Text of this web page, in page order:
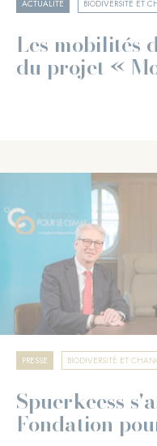
ACTUALITÉ BIODIVERSITÉ ET
Les mobilités
du projet «
PRESSE BIODIVERSITÉ ET
Spuerkeess
Fondation